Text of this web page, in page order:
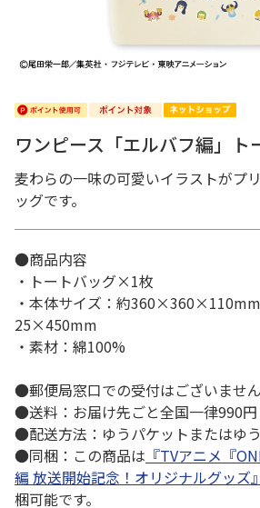
ワンピース「エルバフ編」ト
麦わらの一味の可愛いイラストがプ
ッグです。
●商品内容
・トートバッグ×1枚
・本体サイズ：約360×360×110mm
25×450mm
・素材：綿100%
●郵便局窓口での受付はございません
●送料：お届け先ごと全国一律990円
●配送方法：ゆうパケットまたはゆ
●同梱：この商品は 『TVアニメ『
編 放送開始記念！オリジナルグッズ』
梱可能です。